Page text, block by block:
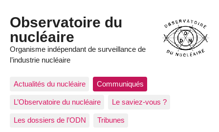
Observatoire du
nucléaire
Organisme indépendant de surveillance de
l’industrie nucléaire
Actualités du nucléaire Communiqués
L’Observatoire du nucléaire Le saviez-vous ?
Les dossiers de l’ODN Tribunes